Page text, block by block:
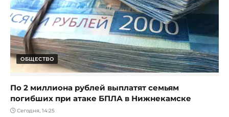
ОБЩЕСТВО
По 2 миллиона рублей выплатят семьям
погибших при атаке БПЛА в Нижнекамске
Сегодня, 14:25